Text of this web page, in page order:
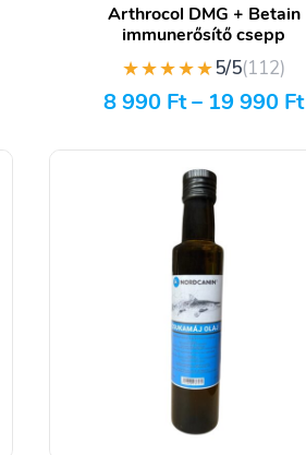
Arthrocol DMG + Betain
immunerősítő csepp
★★★★★5/5(112)
8 990 Ft– 19 990 Ft